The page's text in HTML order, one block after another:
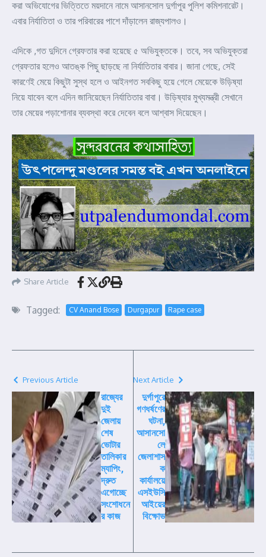
করা অভিযোগের ভিত্তিতে ময়দানে নামে আসানসোল দুর্গাপুর পুলিশ কমিশনারেট।
এবার নির্যাতিতা ও তার পরিবারের পাশে দাঁড়ালেন রাজ্যপালও।
এদিকে ,গত দুদিনে গ্রেফতার করা হয়েছে ৫ অভিযুক্তকে। তবে, সব অভিযুক্তরা
গ্রেফতার হলেও আতঙ্ক পিছু ছাড়ছে না নির্যাতিতার বাবার। জানা গেছে, সেই
কারণেই মেয়ে কিছুটা সুস্থ হলে ও আইনগত সবকিছু হয়ে গেলে মেয়েকে উড়িষ্যা
নিয়ে যাবেন বলে এদিন জানিয়েছেন নির্যাতিতার বাবা। উড়িষ্যার মুখ্যমন্ত্রী সেখানে
তার মেয়ের পড়াশোনার ব্যবস্থা করে দেবেন বলে আশ্বাস দিয়েছেন।
Share Article
Tagged: CV Anand Bose Durgapur Rape case
Previous Article
রাজ্যের
দুই
জেলায়
শেষ
ভোটার
তালিকার
ম্যাপিং,
দ্রুত
এগোচ্ছে
সংশোধনে
র কাজ
Next Article
দুর্গাপুরে
গণধর্ষণের
ঘটনা,
আসানসো
লে
জেলাশাস
ক
কার্যালয়ে
এসইউসি
আইয়ের
বিক্ষোভ